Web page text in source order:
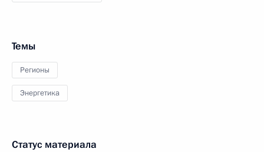
Темы
Регионы
Энергетика
Статус материала